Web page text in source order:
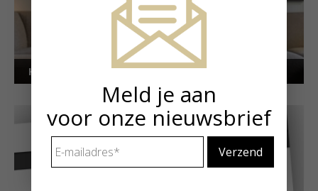
Kunstuitleen voor particulieren
Meld je aan
voor onze nieuwsbrief
mailadres *